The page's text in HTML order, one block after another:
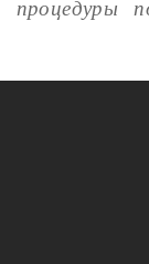
процедуры